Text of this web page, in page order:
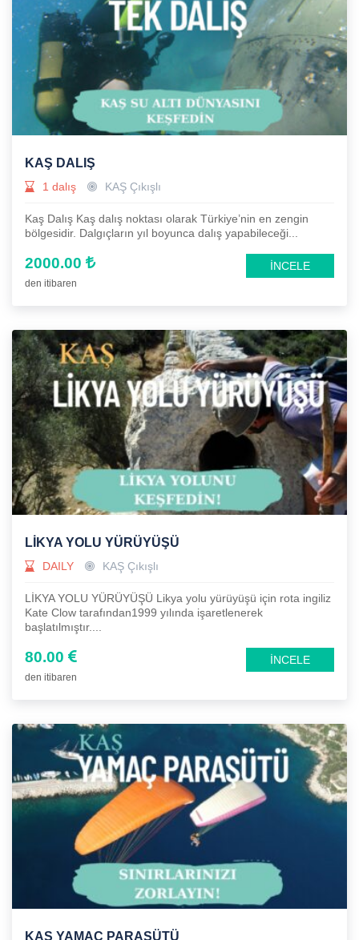
KAŞ DALIŞ
1 dalış KAŞ Çıkışlı
Kaş Dalış Kaş dalış noktası olarak Türkiye’nin en zengin
bölgesidir. Dalgıçların yıl boyunca dalış yapabileceği...
2000.00
den itibaren
İNCELE
LİKYA YOLU YÜRÜYÜŞÜ
DAILY KAŞ Çıkışlı
LİKYA YOLU YÜRÜYÜŞÜ Likya yolu yürüyüşü için rota ingiliz
Kate Clow tarafından1999 yılında işaretlenerek
başlatılmıştır....
80.00
den itibaren
İNCELE
KAŞ YAMAÇ PARAŞÜTÜ